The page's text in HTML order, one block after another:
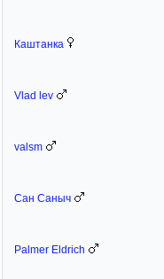
Каштанка
Vlad lev
valsm
Сан Саныч
Palmer Eldrich